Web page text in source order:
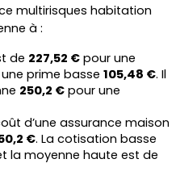
multirisques habitation
à :
de 227,52 € pour une
prime basse 105,48 €. Il
250,2 € pour une
d’une assurance maison
€. La cotisation basse